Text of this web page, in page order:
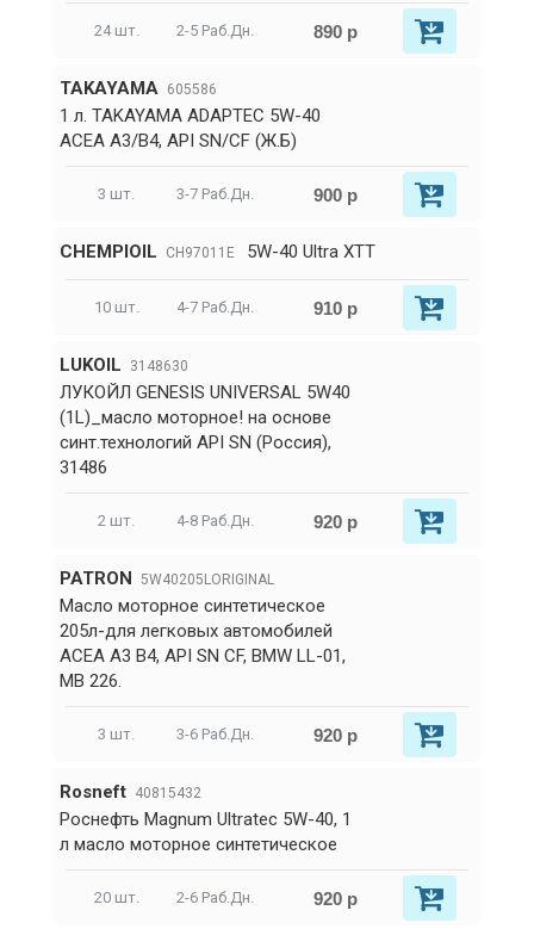
24 шт. 2-5 Раб.Дн. 890 р
TAKAYAMA 605586
1 л. TAKAYAMA ADAPTEC 5W-40
ACEA A3/B4, API SN/CF (Ж.Б)
3 шт. 3-7 Раб.Дн. 900 р
CHEMPIOIL CH97011E 5W-40 Ultra XTT
10 шт. 4-7 Раб.Дн. 910 р
LUKOIL 3148630
ЛУКОЙЛ GENESIS UNIVERSAL 5W40
(1L)_масло моторное! на основе
синт.технологий API SN (Россия),
31486
2 шт. 4-8 Раб.Дн. 920 р
PATRON 5W40205LORIGINAL
Масло моторное синтетическое
205л-для легковых автомобилей
ACEA A3 B4, API SN CF, BMW LL-01,
MB 226.
3 шт. 3-6 Раб.Дн. 920 р
Rosneft 40815432
Роснефть Magnum Ultratec 5W-40, 1
л масло моторное синтетическое
20 шт. 2-6 Раб.Дн. 920 р